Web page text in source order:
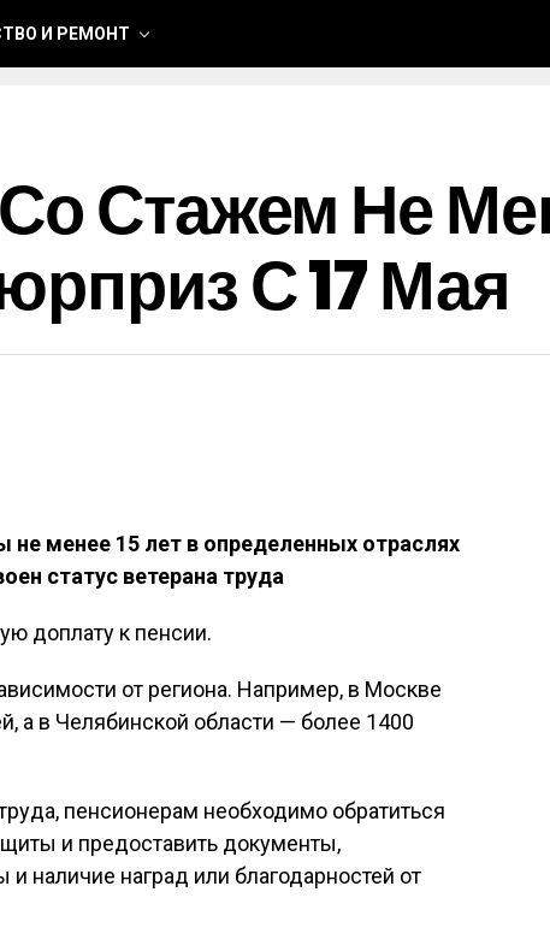
И РЕМОНТ
Стажем Не
С 17 Мая
менее 15 лет в определенных отраслях
статус ветерана труда
доплату к пенсии.
от региона. Например, в Москве
а в Челябинской области — более 1400
пенсионерам необходимо обратиться
и предоставить документы,
наличие наград или благодарностей от